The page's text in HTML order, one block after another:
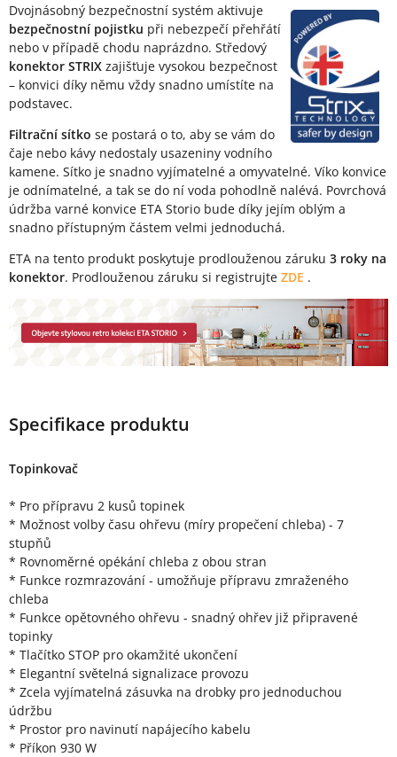
Dvojnásobný bezpečnostní systém aktivuje
bezpečnostní pojistku při nebezpečí přehřátí
nebo v případě chodu naprázdno. Středový
konektor STRIX zajišťuje vysokou bezpečnost
– konvici díky němu vždy snadno umístíte na
podstavec.
Filtrační sítko se postará o to, aby se vám do
čaje nebo kávy nedostaly usazeniny vodního
kamene. Sítko je snadno vyjímatelné a omyvatelné. Víko konvice
je odnímatelné, a tak se do ní voda pohodlně nalévá. Povrchová
údržba varné konvice ETA Storio bude díky jejím oblým a
snadno přístupným částem velmi jednoduchá.
ETA na tento produkt poskytuje prodlouženou záruku 3 roky na
konektor. Prodlouženou záruku si registrujte ZDE .
Specifikace produktu
Topinkovač
* Pro přípravu 2 kusů topinek
* Možnost volby času ohřevu (míry propečení chleba) - 7
stupňů
* Rovnoměrné opékání chleba z obou stran
* Funkce rozmrazování - umožňuje přípravu zmraženého
chleba
* Funkce opětovného ohřevu - snadný ohřev již připravené
topinky
* Tlačítko STOP pro okamžité ukončení
* Elegantní světelná signalizace provozu
* Zcela vyjímatelná zásuvka na drobky pro jednoduchou
údržbu
* Prostor pro navinutí napájecího kabelu
* Příkon 930 W